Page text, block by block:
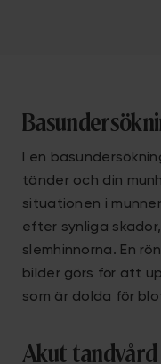
I en
tänder och din
situationen i
efter synliga
slemhinnorna. En
bilder görs för att
som är dolda för
Akut tandvård